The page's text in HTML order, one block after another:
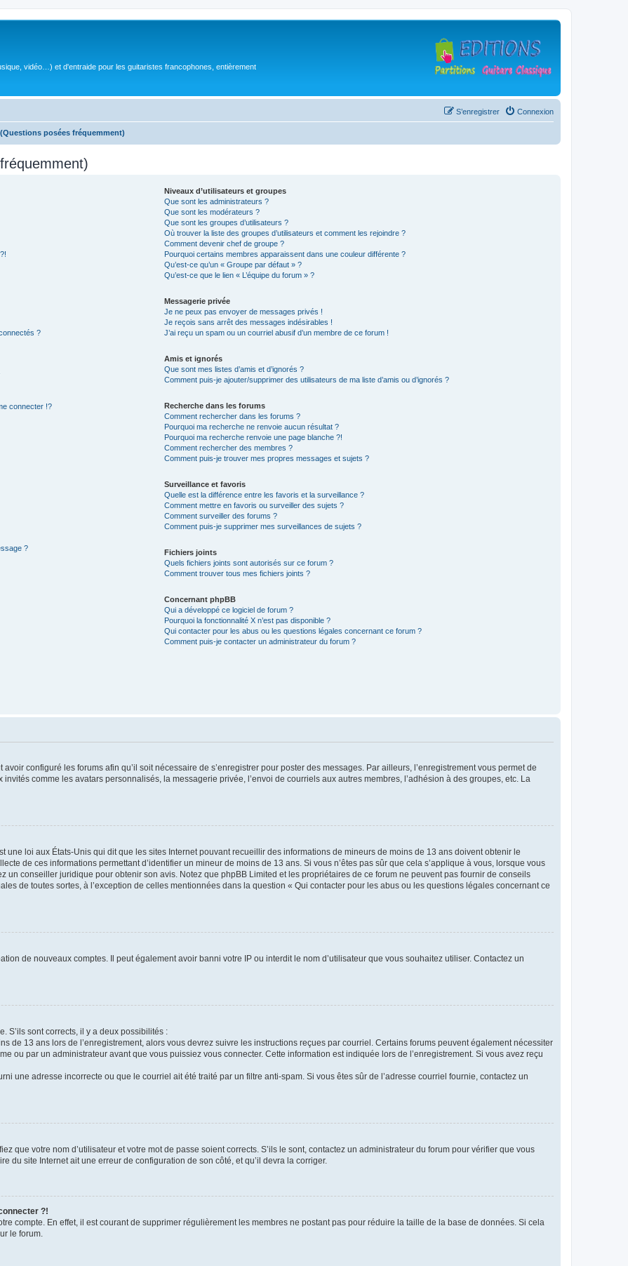
vidéo…) et d'entraide pour les guitaristes francophones, entièrement
Connexion
S’enregistrer
posées fréquemment)
?
connecter !?
?
Niveaux d’utilisateurs et groupes
Que sont les administrateurs ?
Que sont les modérateurs ?
Que sont les groupes d’utilisateurs ?
Où trouver la liste des groupes d’utilisateurs et comment les rejoindre ?
Comment devenir chef de groupe ?
Pourquoi certains membres apparaissent dans une couleur différente ?
Qu’est-ce qu’un « Groupe par défaut » ?
Qu’est-ce que le lien « L’équipe du forum » ?
Messagerie privée
Je ne peux pas envoyer de messages privés !
Je reçois sans arrêt des messages indésirables !
J’ai reçu un spam ou un courriel abusif d’un membre de ce forum !
Amis et ignorés
Que sont mes listes d’amis et d’ignorés ?
Comment puis-je ajouter/supprimer des utilisateurs de ma liste d’amis ou d’ignorés ?
Recherche dans les forums
Comment rechercher dans les forums ?
Pourquoi ma recherche ne renvoie aucun résultat ?
Pourquoi ma recherche renvoie une page blanche ?!
Comment rechercher des membres ?
Comment puis-je trouver mes propres messages et sujets ?
Surveillance et favoris
Quelle est la différence entre les favoris et la surveillance ?
Comment mettre en favoris ou surveiller des sujets ?
Comment surveiller des forums ?
Comment puis-je supprimer mes surveillances de sujets ?
Fichiers joints
Quels fichiers joints sont autorisés sur ce forum ?
Comment trouver tous mes fichiers joints ?
Concernant phpBB
Qui a développé ce logiciel de forum ?
Pourquoi la fonctionnalité X n’est pas disponible ?
Qui contacter pour les abus ou les questions légales concernant ce forum ?
Comment puis-je contacter un administrateur du forum ?
configuré les forums afin qu’il soit nécessaire de s’enregistrer pour poster des messages. Par ailleurs, l’enregistrement vous permet de
comme les avatars personnalisés, la messagerie privée, l’envoi de courriels aux autres membres, l’adhésion à des groupes, etc. La
une loi aux États-Unis qui dit que les sites Internet pouvant recueillir des informations de mineurs de moins de 13 ans doivent obtenir le
de ces informations permettant d’identifier un mineur de moins de 13 ans. Si vous n’êtes pas sûr que cela s’applique à vous, lorsque vous
un conseiller juridique pour obtenir son avis. Notez que phpBB Limited et les propriétaires de ce forum ne peuvent pas fournir de conseils
de toutes sortes, à l’exception de celles mentionnées dans la question « Qui contacter pour les abus ou les questions légales concernant ce
de nouveaux comptes. Il peut également avoir banni votre IP ou interdit le nom d’utilisateur que vous souhaitez utiliser. Contactez un
S’ils sont corrects, il y a deux possibilités :
de 13 ans lors de l’enregistrement, alors vous devrez suivre les instructions reçues par courriel. Certains forums peuvent également nécessiter
ou par un administrateur avant que vous puissiez vous connecter. Cette information est indiquée lors de l’enregistrement. Si vous avez reçu
une adresse incorrecte ou que le courriel ait été traité par un filtre anti-spam. Si vous êtes sûr de l’adresse courriel fournie, contactez un
que votre nom d’utilisateur et votre mot de passe soient corrects. S’ils le sont, contactez un administrateur du forum pour vérifier que vous
du site Internet ait une erreur de configuration de son côté, et qu’il devra la corriger.
?!
compte. En effet, il est courant de supprimer régulièrement les membres ne postant pas pour réduire la taille de la base de données. Si cela
le forum.